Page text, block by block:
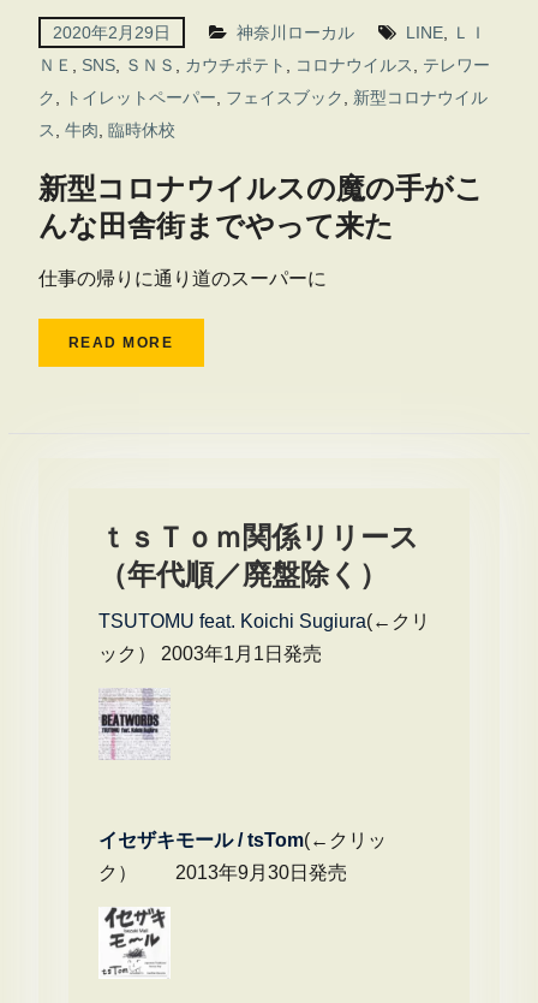
2020年2月29日 神奈川ローカル LINE,
ＬＩ
ＮＥ
SNS, ＳＮＳ カウチポテト コロナウイルス
テレワー
ク
トイレットペーパー フェイスブック
新型コロナウイル
ス
牛肉 臨時休校
新型コロナウイルスの魔の手がこ
んな田舎街までやって来た
仕事の帰りに通り道のスーパーに
READ MORE
ｔｓＴｏｍ関係リリース
（年代順／廃盤除く）
TSUTOMU feat. Koichi Sugiura(←クリ
ック） 2003年1月1日発売
イセザキモール / tsTom(←クリッ
ク） 2013年9月30日発売